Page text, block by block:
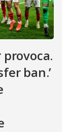
provoca.
ban.’